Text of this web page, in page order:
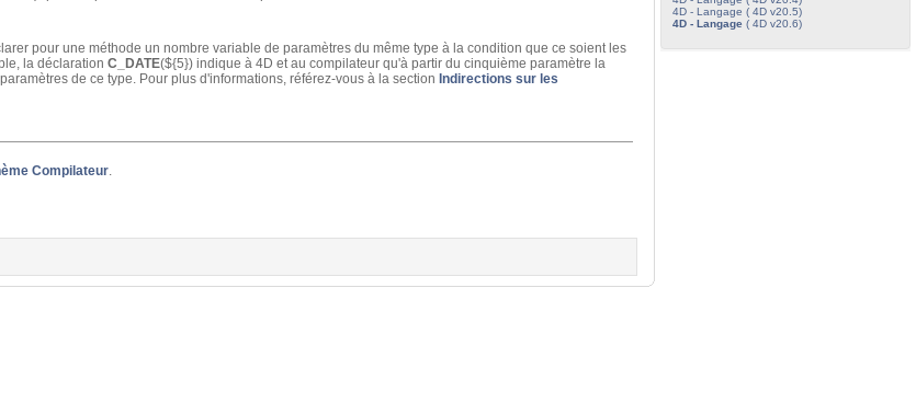
pour une méthode un nombre variable de paramètres du même type à la condition que ce soient les
la déclaration C_DATE(${5}) indique à 4D et au compilateur qu'à partir du cinquième paramètre la
de ce type. Pour plus d'informations, référez-vous à la section Indirections sur les
Compilateur
4D - Langage ( 4D v20.5)
4D - Langage( 4D v20.6)